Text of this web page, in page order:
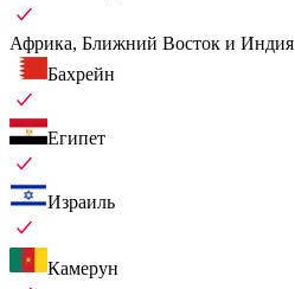
Африка, Ближний Восток и Индия
Бахрейн
Египет
Израиль
Камерун